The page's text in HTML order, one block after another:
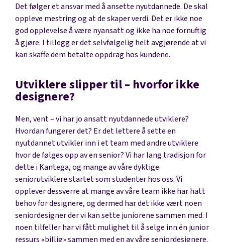
Det følger et ansvar med å ansette nyutdannede. De skal
oppleve mestring og at de skaper verdi. Det er ikke noe
god opplevelse å være nyansatt og ikke ha noe fornuftig
å gjøre. I tillegg er det selvfølgelig helt avgjørende at vi
kan skaffe dem betalte oppdrag hos kundene.
Utviklere slipper til – hvorfor ikke
designere?
Men, vent – vi har jo ansatt nyutdannede utviklere?
Hvordan fungerer det? Er det lettere å sette en
nyutdannet utvikler inn i et team med andre utviklere
hvor de følges opp av en senior? Vi har lang tradisjon for
dette i Kantega, og mange av våre dyktige
seniorutviklere startet som studenter hos oss. Vi
opplever dessverre at mange av våre team ikke har hatt
behov for designere, og dermed har det ikke vært noen
seniordesigner der vi kan sette juniorene sammen med. I
noen tilfeller har vi fått mulighet til å selge inn én junior
ressurs «billig» sammen med en av våre seniordesignere.